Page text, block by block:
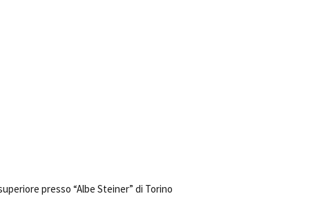
EVENTI, SPECIALI
presso “Albe Steiner” di Torino